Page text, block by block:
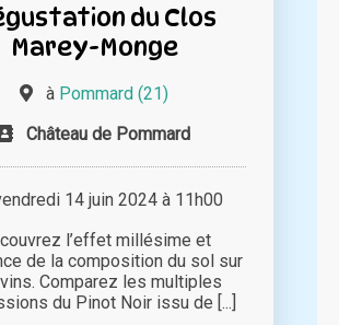
du Clos
Marey-Monge
à Pommard (21)
Château de Pommard
14 juin 2024 à 11h00
l’effet millésime et
de la composition du sol sur
Comparez les multiples
du Pinot Noir issu de [...]